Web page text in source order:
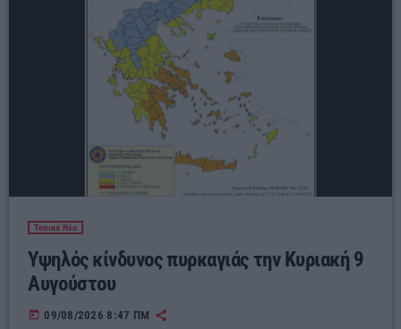
Τοπικά Νέα
Υψηλός κίνδυνος πυρκαγιάς την Κυριακή 9
Αυγούστου
today 09/08/2026 8:47 ΠΜ